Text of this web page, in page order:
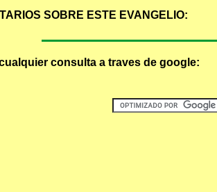
SOBRE ESTE EVANGELIO:
consulta a traves de google: